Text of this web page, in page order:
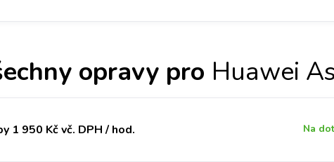
opravy pro Huawei
1 950 Kč vč. DPH / hod. Na